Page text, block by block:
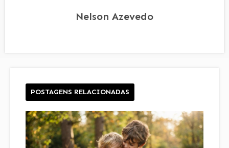
Nelson Azevedo
POSTAGENS RELACIONADAS